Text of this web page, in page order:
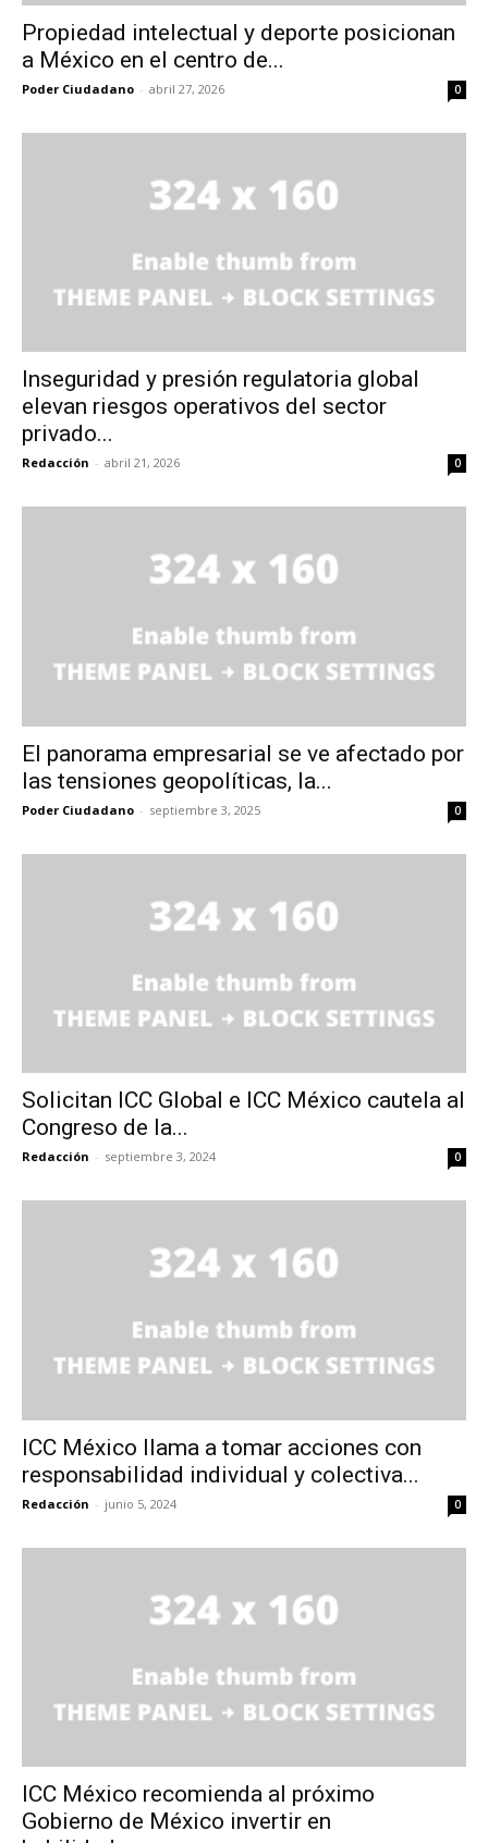
Propiedad intelectual y deporte posicionan
a México en el centro de...
Poder Ciudadano - abril 27, 2026 0
Inseguridad y presión regulatoria global
elevan riesgos operativos del sector
privado...
Redacción - abril 21, 2026 0
El panorama empresarial se ve afectado por
las tensiones geopolíticas, la...
Poder Ciudadano - septiembre 3, 2025 0
Solicitan ICC Global e ICC México cautela al
Congreso de la...
Redacción - septiembre 3, 2024 0
ICC México llama a tomar acciones con
responsabilidad individual y colectiva...
Redacción - junio 5, 2024 0
ICC México recomienda al próximo
Gobierno de México invertir en